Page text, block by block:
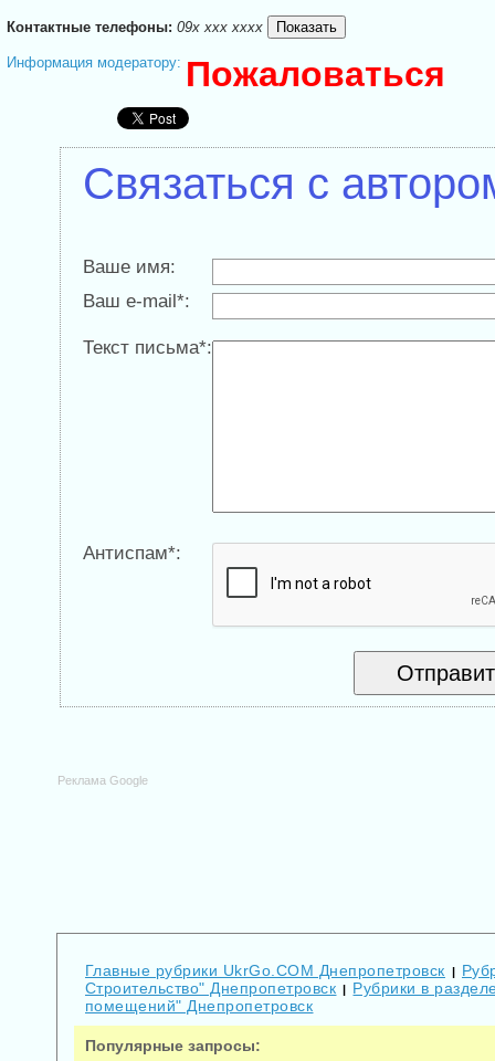
Контактные телефоны: 09x xxx xxxx
Информация модератору: Пожаловаться
Связаться с
Ваше имя:
Ваш e-mail*:
Текст письма*:
Антиспам*:
Реклама Google
Главные рубрики UkrGo.COM Днепропетровск
Строительство" Днепропетровск
Рубрики в
помещений" Днепропетровск
Популярные запросы: